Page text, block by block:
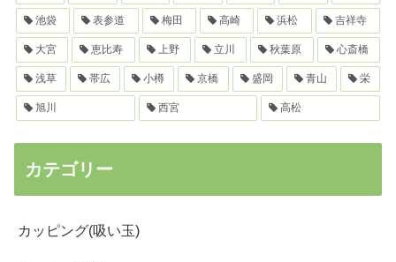
池袋 表参道 梅田 高崎 浜松 吉祥寺
大宮 恵比寿 上野 立川 秋葉原 心斎橋
浅草 帯広 小樽 京橋 盛岡 青山 栄
旭川 西宮 高松
カテゴリー
カッピング(吸い玉)